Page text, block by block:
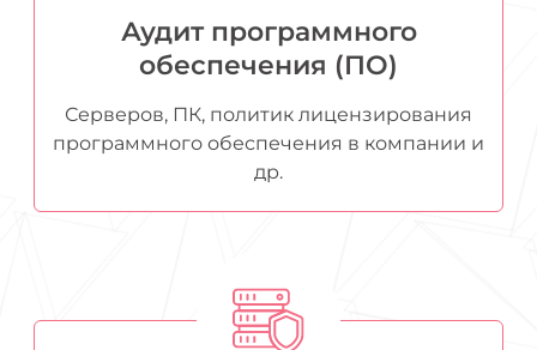
Аудит программного
обеспечения (ПО)
Серверов, ПК, политик лицензирования
программного обеспечения в компании и
др.